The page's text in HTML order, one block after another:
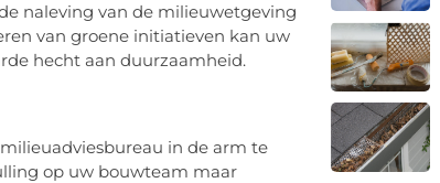
naleving van de milieuwetgeving
van groene initiatieven kan uw
hecht aan duurzaamheid.
in de arm te
op uw bouwteam maar